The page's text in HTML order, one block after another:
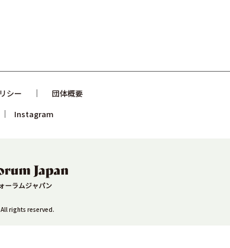
シー
団体概要
Instagram
rights reserved.